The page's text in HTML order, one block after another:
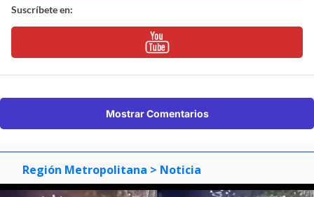
Suscríbete en:
Mostrar Comentarios
Región Metropolitana > Noticia